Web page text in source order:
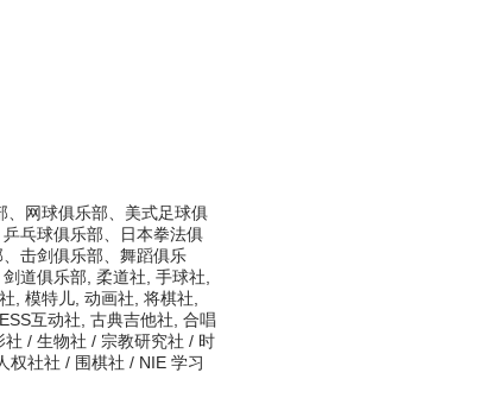
、网球俱乐部、美式足球俱
乓球俱乐部、日本拳法俱
击剑俱乐部、舞蹈俱乐
道俱乐部, 柔道社, 手球社,
, 模特儿, 动画社, 将棋社,
互动社, 古典吉他社, 合唱
/ 生物社 / 宗教研究社 / 时
权社社 / 围棋社 / NIE 学习